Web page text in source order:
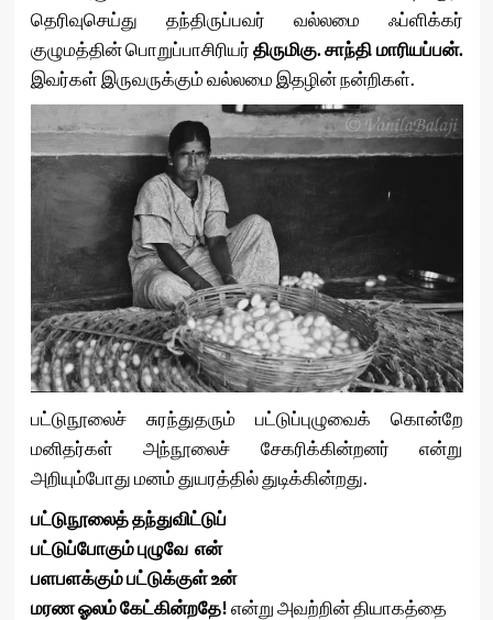
தெரிவுசெய்து தந்திருப்பவர் வல்லமை ஃப்ளிக்கர்
குழுமத்தின் பொறுப்பாசிரியர்திருமிகு.சாந்திமாரியப்பன்.
இவர்கள் இருவருக்கும் வல்லமை இதழின் நன்றிகள்.
பட்டுநூலைச் சுரந்துதரும் பட்டுப்புழுவைக் கொன்றே
மனிதர்கள் அந்நூலைச் சேகரிக்கின்றனர் என்று
அறியும்போது மனம் துயரத்தில் துடிக்கின்றது.
பட்டுநூலைத் தந்துவிட்டுப்
பட்டுப்போகும் புழுவே என்
பளபளக்கும் பட்டுக்குள் உன்
மரண ஓலம் கேட்கின்றதே!என்று அவற்றின் தியாகத்தை